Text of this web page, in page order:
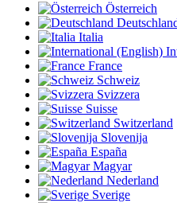
Österreich
Italia
France
Schweiz
Svizzera
Suisse
Switzerland
Slovenija
España
Magyar
Nederland
Sverige